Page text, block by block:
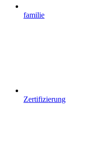
familie
Zertifizierung